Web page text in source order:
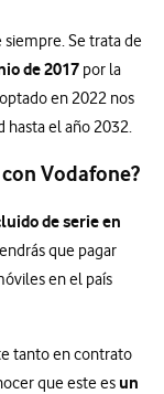
siempre. Se trata de
de 2017 por la
en 2022 nos
hasta el año 2032.
Vodafone?
de serie en
que pagar
en el país
tanto en contrato
que este es un